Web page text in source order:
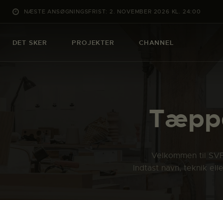
NÆSTE ANSØGNINGSFRIST: 2. NOVEMBER 2026 KL. 24:00
DET SKER PROJEKTER CHANNEL
Velkommen til
Indtast navn, teknik